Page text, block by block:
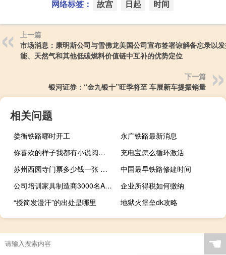
网络标签： 故宫 日起 时间
上一篇
市场消息：康明斯公司与雪佛龙美国公司宣布签署谅解备忘录以
能、天然气和其他低碳燃料价值链中互补的优势定位
下一篇
银河证券：“金九银十”旺季将至 车展新车提振销量
相关问题
娄衡铁路哪时开工
永广铁路最新消息
你喜欢的样子我都有小说阅读（你喜欢的样子我都有）
充电宝怎么循环激活
苏州西园寺门票多少钱一张 苏州西园寺门票多少钱
中国最早铁路修建时间
公司培训家具制造商3000名Almajiris
企业所得税如何缴纳
“授简发漫汗”的出处是哪里
地狱火堡垒dk攻略
☚